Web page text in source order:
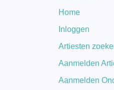
Home
Inloggen
Artiesten
Aanmelden
Aanmelden